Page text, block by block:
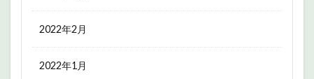
2022年2月
2022年1月